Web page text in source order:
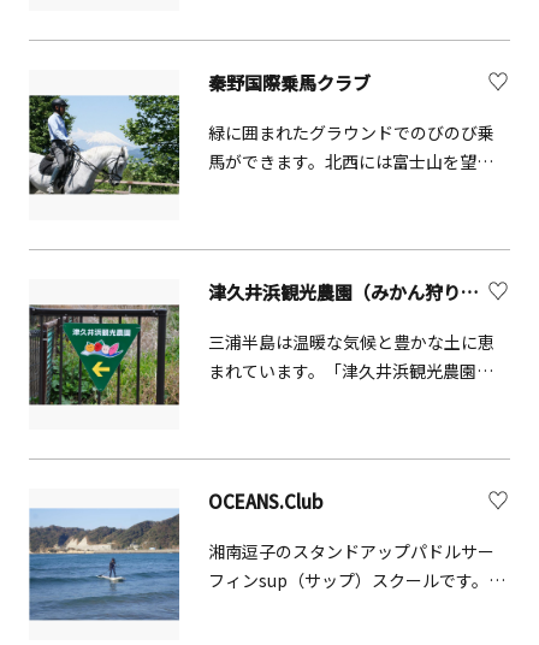
も子供もお楽しみいただけます。※湘
南工場のツアーには、工場内の製造ラ
イン見学はございません。
秦野国際乗馬クラブ
緑に囲まれたグラウンドでのびのび乗
馬ができます。北西には富士山を望む
津久井浜観光農園（みかん狩り）【横須賀市】
三浦半島は温暖な気候と豊かな土に恵
まれています。「津久井浜観光農園」
ます。案内所では、旬の野菜を販売し
ております。
OCEANS.Club
湘南逗子のスタンドアップパドルサー
フィンsup（サップ）スクールです。他